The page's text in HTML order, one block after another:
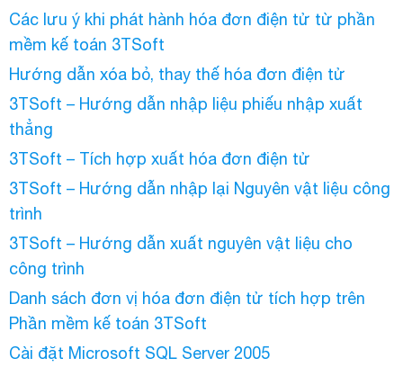
Các lưu ý khi phát hành hóa đơn điện tử từ phần
mềm kế toán 3TSoft
Hướng dẫn xóa bỏ, thay thế hóa đơn điện tử
3TSoft – Hướng dẫn nhập liệu phiếu nhập xuất
thẳng
3TSoft – Tích hợp xuất hóa đơn điện tử
3TSoft – Hướng dẫn nhập lại Nguyên vật liệu công
trình
3TSoft – Hướng dẫn xuất nguyên vật liệu cho
công trình
Danh sách đơn vị hóa đơn điện tử tích hợp trên
Phần mềm kế toán 3TSoft
Cài đặt Microsoft SQL Server 2005